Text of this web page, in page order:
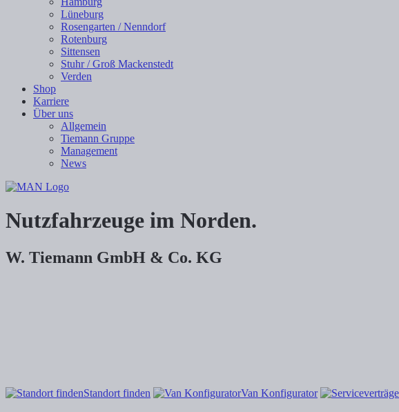
Lüneburg
Rosengarten / Nenndorf
Rotenburg
Sittensen
Stuhr / Groß Mackenstedt
Verden
Shop
Karriere
Über uns
Allgemein
Tiemann Gruppe
Management
News
Nutzfahrzeuge im Norden.
W. Tiemann GmbH & Co. KG
Standort finden Van Konfigurator